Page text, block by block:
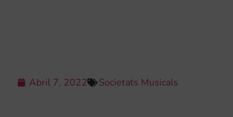
Abril 7, 2022 Societats Musicals